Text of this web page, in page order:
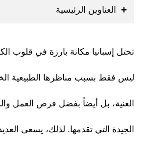
العناوين الرئيسية
تحتل إسبانيا مكانة بارزة في قلوب
ليس فقط بسبب مناظرها الطبيعية
الغنية، بل أيضاً بفضل فرص العمل
الجيدة التي تقدمها. لذلك، يسعى